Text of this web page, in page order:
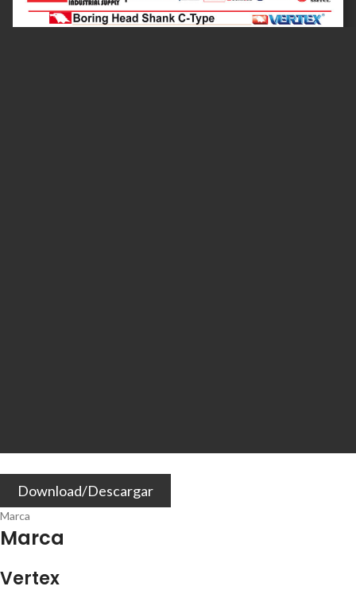
Download/Descargar
Marca
Marca
Vertex